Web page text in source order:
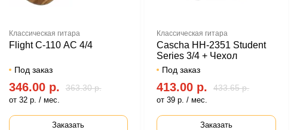
Классическая гитара
Flight C-110 AC 4/4
Под заказ
346.00 р. 363.30 р.
от 32 р. / мес.
Заказать
Классическая гитара
Cascha HH-2351 Student
Series 3/4 + Чехол
Под заказ
413.00 р. 433.65 р.
от 39 р. / мес.
Заказать